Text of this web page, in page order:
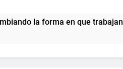
en que trabajan los científicos